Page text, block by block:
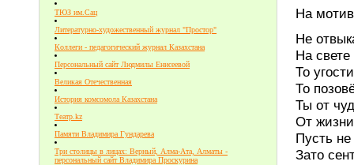
ТЮЗ им.Сац
Литературно-художественный журнал "Простор"
Коллеги - педагогический журнал Казахстана
Персональный сайт Людмилы Енисеевой
Великая Отечественная
История комсомола Казахстана
Театр.kz
Памяти Владимира Гундарева
Три столицы в лицах: Верный, Алма-Ата, Алматы -
персональный сайт Владимира Проскурина
На
Не
На
То
То
Ты от
От
Пусть
Зато